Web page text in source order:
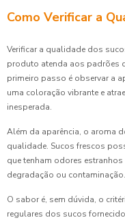
Como Verificar a
Verificar a qualidade dos
produto atenda aos padrões
primeiro passo é observar a
uma coloração vibrante e
inesperada.
Além da aparência, o aroma
qualidade. Sucos frescos
que tenham odores
degradação ou contaminação.
O sabor é, sem dúvida, o
regulares dos sucos